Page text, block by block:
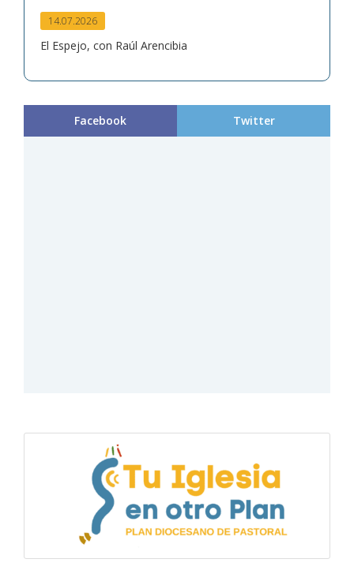
14.07.2026
El Espejo, con Raúl Arencibia
Facebook Twitter